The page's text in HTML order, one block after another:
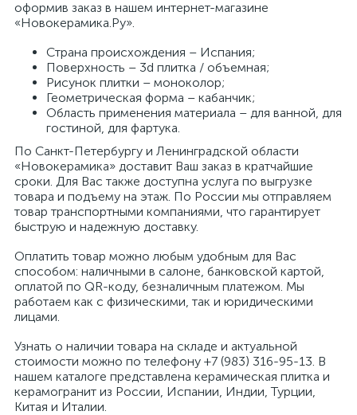
оформив заказ в нашем интернет-магазине
«Новокерамика.Ру».
Страна происхождения – Испания;
Поверхность – 3d плитка / объемная;
Рисунок плитки – моноколор;
Геометрическая форма – кабанчик;
Область применения материала – для ванной, для
гостиной, для фартука.
По Санкт-Петербургу и Ленинградской области
«Новокерамика» доставит Ваш заказ в кратчайшие
сроки. Для Вас также доступна услуга по выгрузке
товара и подъему на этаж. По России мы отправляем
товар транспортными компаниями, что гарантирует
быструю и надежную доставку.
Оплатить товар можно любым удобным для Вас
способом: наличными в салоне, банковской картой,
оплатой по QR-коду, безналичным платежом. Мы
работаем как с физическими, так и юридическими
лицами.
Узнать о наличии товара на складе и актуальной
стоимости можно по телефону +7 (983) 316-95-13. В
нашем каталоге представлена керамическая плитка и
керамогранит из России, Испании, Индии, Турции,
Китая и Италии.